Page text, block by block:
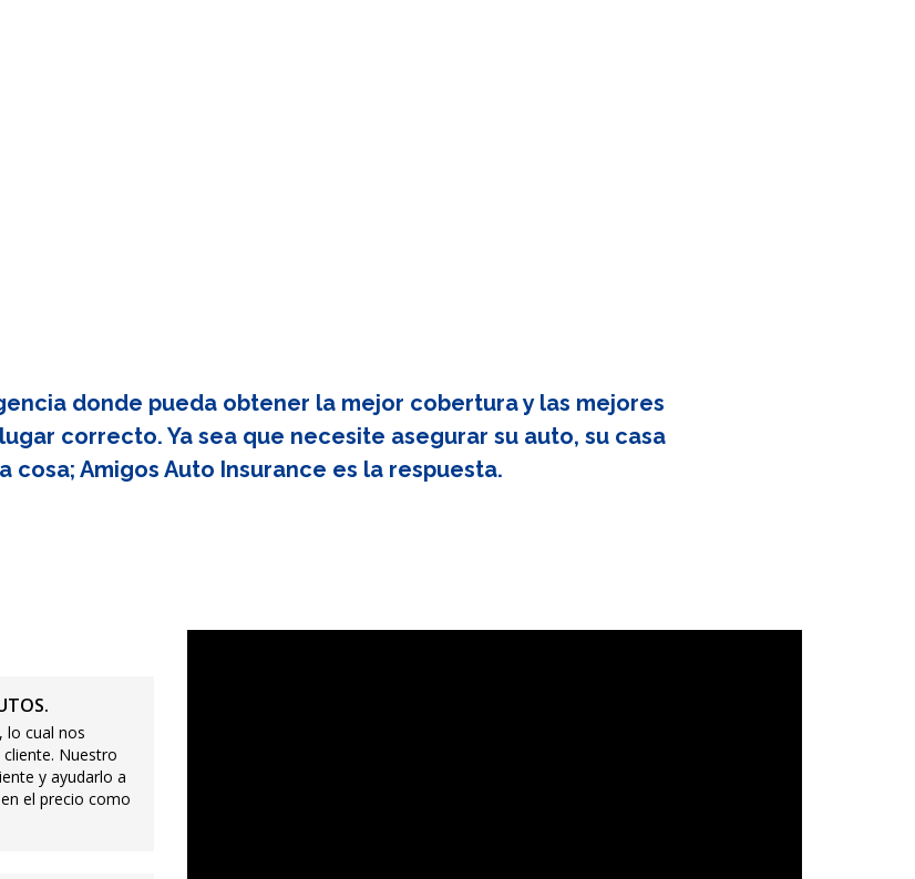
donde pueda obtener la mejor cobertura y las mejores
correcto. Ya sea que necesite asegurar su auto, su casa
cosa; Amigos Auto Insurance es la respuesta.
lo cual nos
Nuestro
y ayudarlo a
el precio como